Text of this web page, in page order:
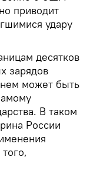
приводит
удару
десятков
зарядов
может быть
В таком
России